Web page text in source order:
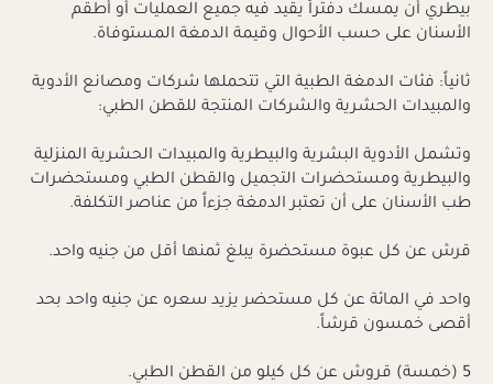
بيطري أن يمسك دفتراً يقيد فيه جميع العمليات أو أطقم
الأسنان على حسب الأحوال وقيمة الدمغة المستوفاة.
ثانياً: فئات الدمغة الطبية التي تتحملها شركات ومصانع الأدوية
والمبيدات الحشرية والشركات المنتجة للقطن الطبي:
وتشمل الأدوية البشرية والبيطرية والمبيدات الحشرية المنزلية
والبيطرية ومستحضرات التجميل والقطن الطبي ومستحضرات
طب الأسنان على أن تعتبر الدمغة جزءاً من عناصر التكلفة.
قرش عن كل عبوة مستحضرة يبلغ ثمنها أقل من جنيه واحد.
واحد في المائة عن كل مستحضر يزيد سعره عن جنيه واحد بحد
أقصى خمسون قرشاً.
5 (خمسة) قروش عن كل كيلو من القطن الطبي.